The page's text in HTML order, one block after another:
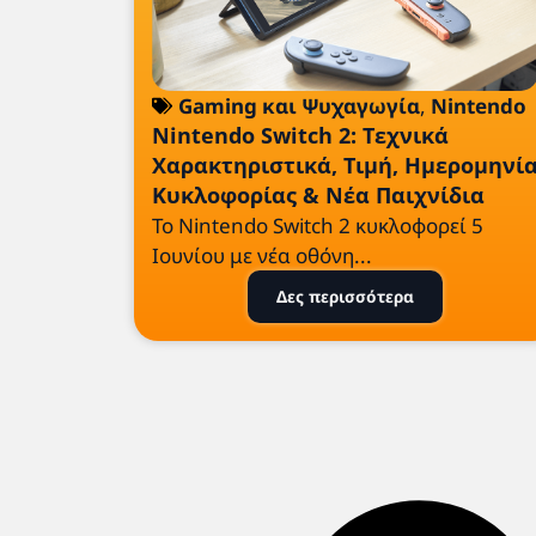
Gaming και Ψυχαγωγία, Nintendo
Nintendo Switch 2: Τεχνικά
Χαρακτηριστικά, Τιμή,
Κυκλοφορίας & Νέα Παιχνίδια
Το Nintendo Switch 2 κυκλοφορεί 5
Ιουνίου με νέα οθόνη...
Δες περισσότερα